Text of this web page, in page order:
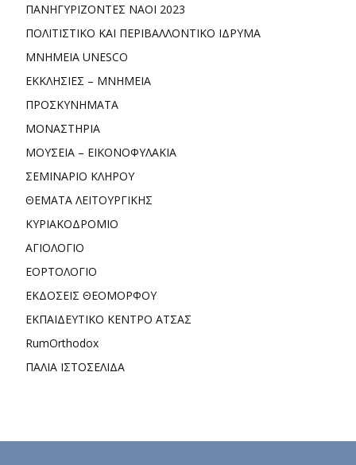
ΠΑΝΗΓΥΡΙΖΟΝΤΕΣ ΝΑΟΙ 2023
ΠΟΛΙΤΙΣΤΙΚΟ ΚΑΙ ΠΕΡΙΒΑΛΛΟΝΤΙΚΟ ΙΔΡΥΜΑ
ΜΝΗΜΕΙΑ UNESCO
ΕΚΚΛΗΣΙΕΣ – ΜΝΗΜΕΙΑ
ΠΡΟΣΚΥΝΗΜΑΤΑ
ΜΟΝΑΣΤΗΡΙΑ
ΜΟΥΣΕΙΑ – ΕΙΚΟΝΟΦΥΛΑΚΙΑ
ΣΕΜΙΝΑΡΙΟ ΚΛΗΡΟΥ
ΘΕΜΑΤΑ ΛΕΙΤΟΥΡΓΙΚΗΣ
ΚΥΡΙΑΚΟΔΡΟΜΙΟ
ΑΓΙΟΛΟΓΙΟ
ΕΟΡΤΟΛΟΓΙΟ
ΕΚΔΟΣΕΙΣ ΘΕΟΜΟΡΦΟΥ
ΕΚΠΑΙΔΕΥΤΙΚΟ ΚΕΝΤΡΟ ΑΤΣΑΣ
RumOrthodox
ΠΑΛΙΑ ΙΣΤΟΣΕΛΙΔΑ